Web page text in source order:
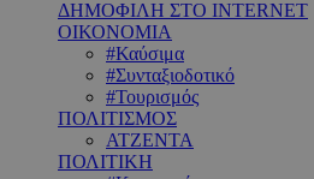
ΔΗΜΟΦΙΛΗ ΣΤΟ INTERNET
ΟΙΚΟΝΟΜΙΑ
#Καύσιμα
#Συνταξιοδοτικό
#Τουρισμός
ΠΟΛΙΤΙΣΜΟΣ
ΑΤΖΕΝΤΑ
ΠΟΛΙΤΙΚΗ